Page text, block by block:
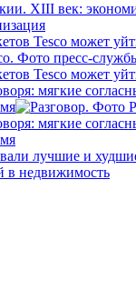
XIII век:
Tesco может
Tesco может
мягкие
мягкие
лучшие и
в недвижимость